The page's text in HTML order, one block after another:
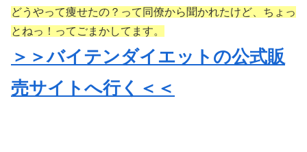
どうやって痩せたの？って同僚から聞かれたけど、ちょっ
とねっ！ってごまかしてます。
＞＞バイテンダイエットの公式販
売サイトへ行く＜＜